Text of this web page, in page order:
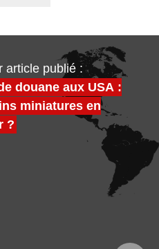
article publié :
douane aux USA :
miniatures en
?